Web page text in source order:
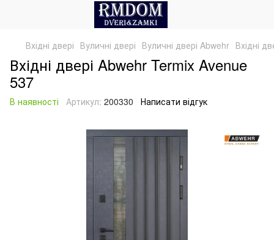
Вхідні двері Вуличні двері Вуличні двері Abwehr Вхідні
Вхідні двері Abwehr Termix Avenue
537
В наявності Артикул: 200330 Написати відгук